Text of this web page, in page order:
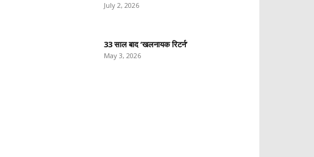
July 2, 2026
33 साल बाद ‘खलनायक रिटर्न’
May 3, 2026